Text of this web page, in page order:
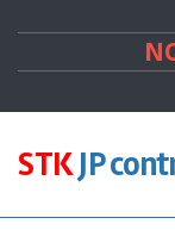
STKJP